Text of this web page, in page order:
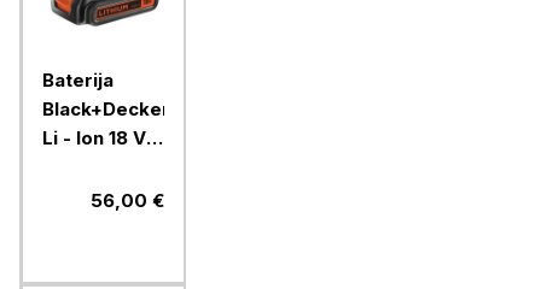
Baterija
Black+Decker,
Li - Ion 18 V
56,00 €